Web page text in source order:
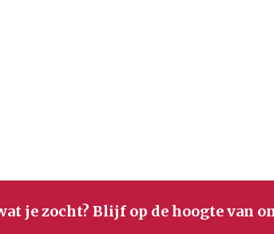
je zocht? Blijf op de hoogte van